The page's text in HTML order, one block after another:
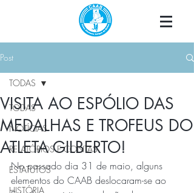
Post
TODAS
NOTÍCIAS
RELATÓRIOS E CONTAS
ESTATUTOS
HISTÓRIA
TODAS
VISITA AO ESPÓLIO DAS
MEDALHAS E TROFEUS DO
ATLETA GILBERTO!
No passado dia 31 de maio, alguns
elementos do CAAB deslocaram-se ao